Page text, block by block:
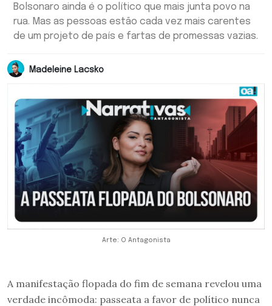
Bolsonaro ainda é o político que mais junta povo na
rua. Mas as pessoas estão cada vez mais carentes
de um projeto de país e fartas de promessas vazias.
Madeleine Lacsko
Arte: O Antagonista
A manifestação flopada do fim de semana revelou uma
verdade incômoda: passeata a favor de político nunca